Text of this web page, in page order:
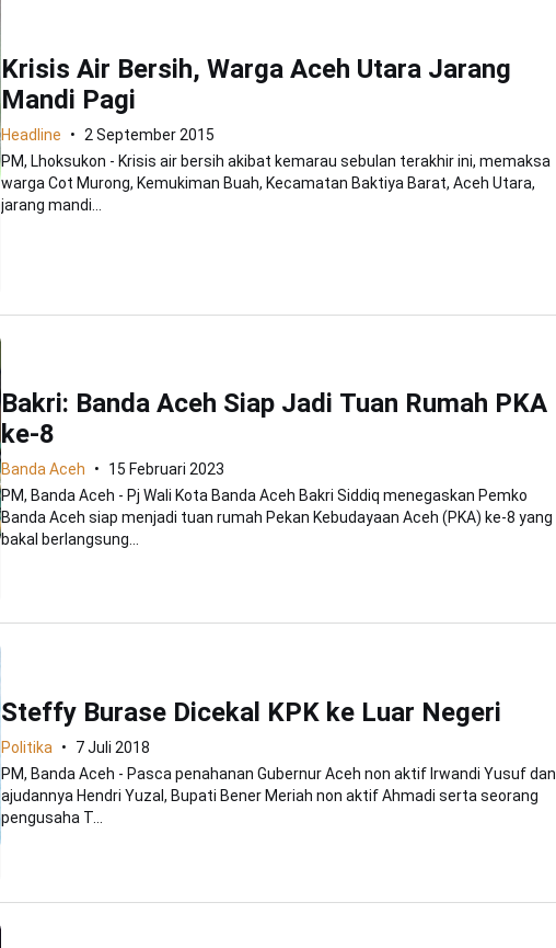
Krisis Air Bersih, Warga Aceh Utara Jarang
Mandi Pagi
Headline
2 September 2015
PM, Lhoksukon - Krisis air bersih akibat kemarau sebulan terakhir ini, memaksa
warga Cot Murong, Kemukiman Buah, Kecamatan Baktiya Barat, Aceh Utara,
jarang mandi...
Bakri: Banda Aceh Siap Jadi Tuan Rumah PKA
ke-8
Banda Aceh
15 Februari 2023
PM, Banda Aceh - Pj Wali Kota Banda Aceh Bakri Siddiq menegaskan Pemko
Banda Aceh siap menjadi tuan rumah Pekan Kebudayaan Aceh (PKA) ke-8 yang
bakal berlangsung...
Steffy Burase Dicekal KPK ke Luar Negeri
Politika
7 Juli 2018
PM, Banda Aceh - Pasca penahanan Gubernur Aceh non aktif Irwandi Yusuf dan
ajudannya Hendri Yuzal, Bupati Bener Meriah non aktif Ahmadi serta seorang
pengusaha T...